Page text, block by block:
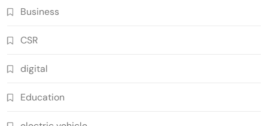
Business
CSR
digital
Education